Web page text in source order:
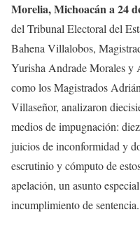
Morelia, Michoacán a 24
del Tribunal Electoral del
Bahena Villalobos,
Yurisha Andrade Morales y
como los Magistrados
Villaseñor, analizaron
medios de impugnación:
juicios de inconformidad y
escrutinio y cómputo de
apelación, un asunto
incumplimiento de sentencia.